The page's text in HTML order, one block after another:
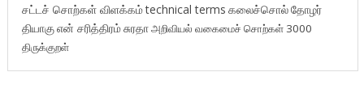
சட்டச் சொற்கள் விளக்கம்technical terms கலைச்சொல்தோழர்
தியாகுஎன் சரித்திரம்சுரதாஅறிவியல் வகைமைச் சொற்கள் 3000
திருக்குறள்